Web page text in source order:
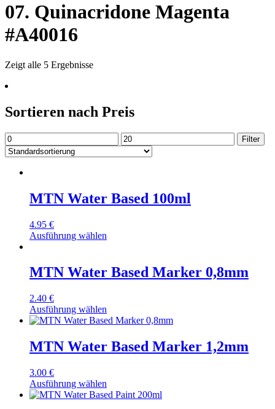
07. Quinacridone Magenta
#A40016
Zeigt alle 5 Ergebnisse
Sortieren nach Preis
Min.
Preis
Max.
Preis
Filter
MTN Water Based 100ml
4.95 €
Ausführung wählen
MTN Water Based Marker 0,8mm
2.40 €
Ausführung wählen
MTN Water Based Marker 1,2mm
3.00 €
Ausführung wählen